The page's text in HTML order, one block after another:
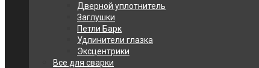
Дверной уплотнитель
Заглушки
Петли Барк
Удлинители глазка
Эксцентрики
Все для сварки